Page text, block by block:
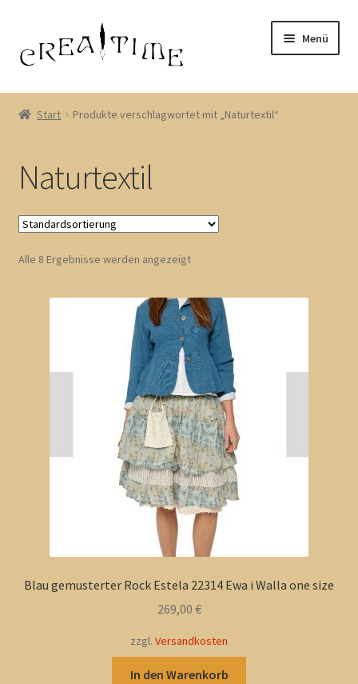
Navigation
springen
Inhalt
springen
Menü
Start
Datenschutzerklärung
Echtheit von Bewertungen
Impressum
Kasse
Zahlungsarten
Start Produkte verschlagwortet mit „Naturtextil“
Naturtextil
Alle 8 Ergebnisse werden angezeigt
Blau gemusterter Rock Estela 22314 Ewa i Walla one size
269,00 €
zzgl. Versandkosten
In den Warenkorb